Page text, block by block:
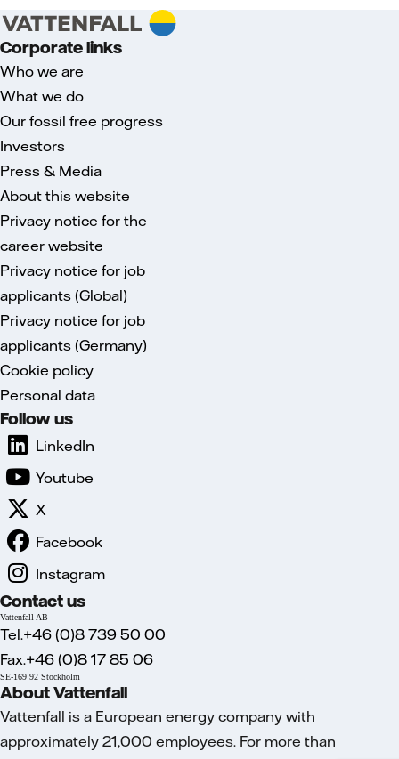
Corporate links
Who we are
What we do
Our fossil free progress
Investors
Press & Media
About this website
Privacy notice for the
career website
Privacy notice for job
applicants (Global)
Privacy notice for job
applicants (Germany)
Cookie policy
Personal data
Follow us
LinkedIn
Youtube
X
Facebook
Instagram
Contact us
Vattenfall AB
Tel.+46 (0)8 739 50 00
Fax.+46 (0)8 17 85 06
SE-169 92 Stockholm
About Vattenfall
Vattenfall is a European energy company with
approximately 21,000 employees. For more than